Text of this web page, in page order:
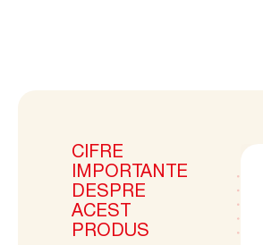
CIFRE
IMPORTANTE
DESPRE
ACEST
PRODUS